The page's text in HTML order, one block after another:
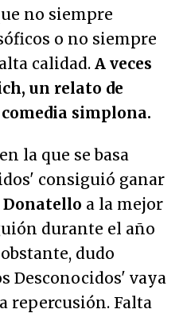
no siempre
o no siempre
calidad. A veces
un relato de
simplona.
la que se basa
consiguió ganar
Donatello a la mejor
durante el año
dudo
Desconocidos' vaya
repercusión. Falta